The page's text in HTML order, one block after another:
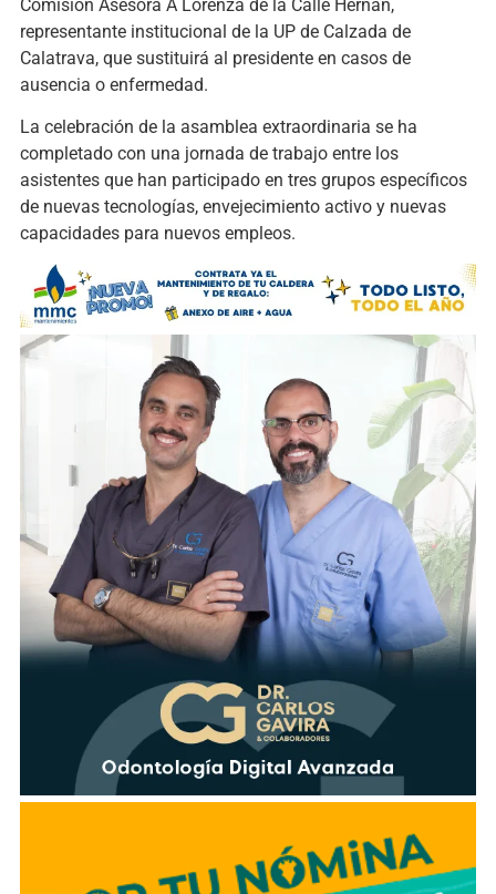
Comisión Asesora A Lorenza de la Calle Hernán,
representante institucional de la UP de Calzada de
Calatrava, que sustituirá al presidente en casos de
ausencia o enfermedad.
La celebración de la asamblea extraordinaria se ha
completado con una jornada de trabajo entre los
asistentes que han participado en tres grupos específicos
de nuevas tecnologías, envejecimiento activo y nuevas
capacidades para nuevos empleos.